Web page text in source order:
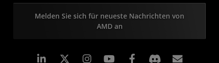
Melden Sie sich für neueste Nachrichten von
AMD an
LinkedIn Instagram Facebook